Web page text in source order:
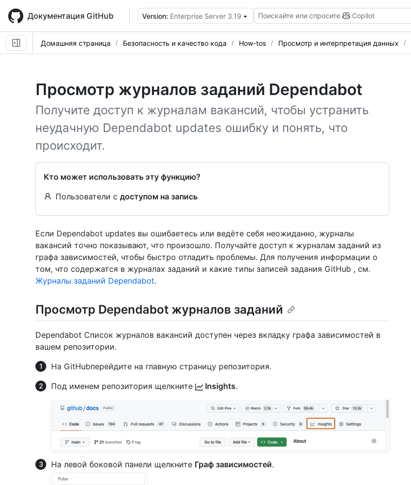
main
content
Документация GitHub Version: Enterprise Server 3.19 Поискайте или спросите Copilot
Домашняя страница Безопасность и качество кода How-tos Просмотр и интерпретация данных
Просмотр журналов заданий Dependabot
Получите доступ к журналам вакансий, чтобы устранить
неудачную Dependabot updates ошибку и понять, что
происходит.
Кто может использовать эту функцию?
Пользователи с доступом на запись
Если Dependabot updates вы ошибаетесь или ведёте себя неожиданно, журналы
вакансий точно показывают, что произошло. Получайте доступ к журналам заданий из
графа зависимостей, чтобы быстро отладить проблемы. Для получения информации о
том, что содержатся в журналах заданий и какие типы записей задания GitHub , см.
Журналы заданий Dependabot.
Просмотр Dependabot журналов заданий
Dependabot Список журналов вакансий доступен через вкладку графа зависимостей в
вашем репозитории.
На GitHubперейдите на главную страницу репозитория.
Под именем репозитория щелкните
Insights.
На левой боковой панели щелкните Граф зависимостей.